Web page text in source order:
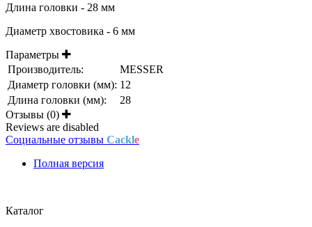
Длина головки - 28 мм
Диаметр хвостовика - 6 мм
Параметры
Производитель:
MESSER
Диаметр головки (мм): 12
Длина головки (мм):
28
Отзывы (0)
Reviews are disabled
Социальные отзывы Cackle
Полная версия
Каталог